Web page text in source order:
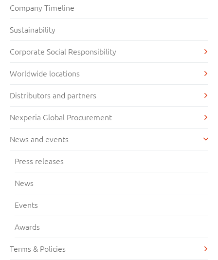
Company Timeline
Sustainability
Corporate Social Responsibility
Worldwide locations
Distributors and partners
Nexperia Global Procurement
News and events
Press releases
News
Events
Awards
Terms & Policies